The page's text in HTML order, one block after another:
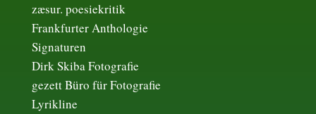
zæsur. poesiekritik
Frankfurter Anthologie
Signaturen
Dirk Skiba Fotografie
gezett Büro für Fotografie
Lyrikline